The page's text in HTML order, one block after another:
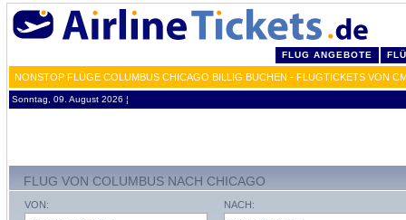
FLUG ANGEBOTE
NONSTOP FLÜGE COLUMBUS CHICAGO BILLIG BUCHEN - FLUGTICKETS VON
Sonntag, 09. August 2026 ¦
FLUG VON COLUMBUS NACH CHICAGO
VON: NACH: